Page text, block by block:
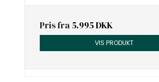
Pris fra 5.995 DKK
VIS PRODUKT